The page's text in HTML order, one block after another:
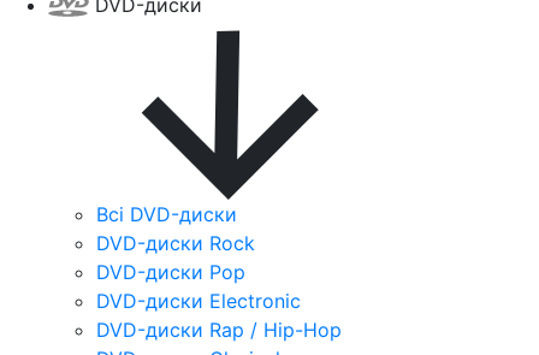
DVD-диски
Всі DVD-диски
DVD-диски Rock
DVD-диски Pop
DVD-диски Electronic
DVD-диски Rap / Hip-Hop